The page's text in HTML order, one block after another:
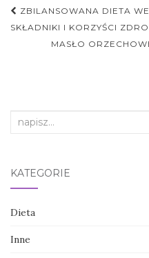
Nawigacja
postu
ZBILANSOWANA DIETA
SKŁADNIKI I KORZYŚCI
MASŁO
Search
KATEGORIE
Dieta
Inne